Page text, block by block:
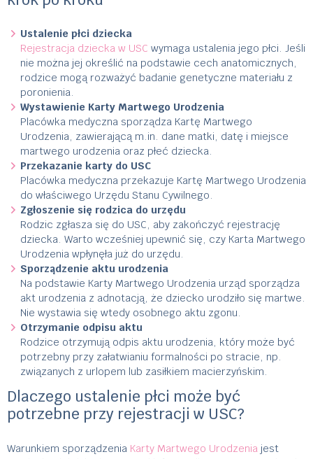
Ustalenie płci dziecka
Rejestracja dziecka w USC wymaga ustalenia jego płci. Jeśli
nie można jej określić na podstawie cech anatomicznych,
rodzice mogą rozważyć badanie genetyczne materiału z
poronienia.
Wystawienie Karty Martwego Urodzenia
Placówka medyczna sporządza Kartę Martwego
Urodzenia, zawierającą m.in. dane matki, datę i miejsce
martwego urodzenia oraz płeć dziecka.
Przekazanie karty do USC
Placówka medyczna przekazuje Kartę Martwego Urodzenia
do właściwego Urzędu Stanu Cywilnego.
Zgłoszenie się rodzica do urzędu
Rodzic zgłasza się do USC, aby zakończyć rejestrację
dziecka. Warto wcześniej upewnić się, czy Karta Martwego
Urodzenia wpłynęła już do urzędu.
Sporządzenie aktu urodzenia
Na podstawie Karty Martwego Urodzenia urząd sporządza
akt urodzenia z adnotacją, że dziecko urodziło się martwe.
Nie wystawia się wtedy osobnego aktu zgonu.
Otrzymanie odpisu aktu
Rodzice otrzymują odpis aktu urodzenia, który może być
potrzebny przy załatwianiu formalności po stracie, np.
związanych z urlopem lub zasiłkiem macierzyńskim.
Dlaczego ustalenie płci może być
potrzebne przy rejestracji w USC?
Warunkiem sporządzenia Karty Martwego Urodzenia jest